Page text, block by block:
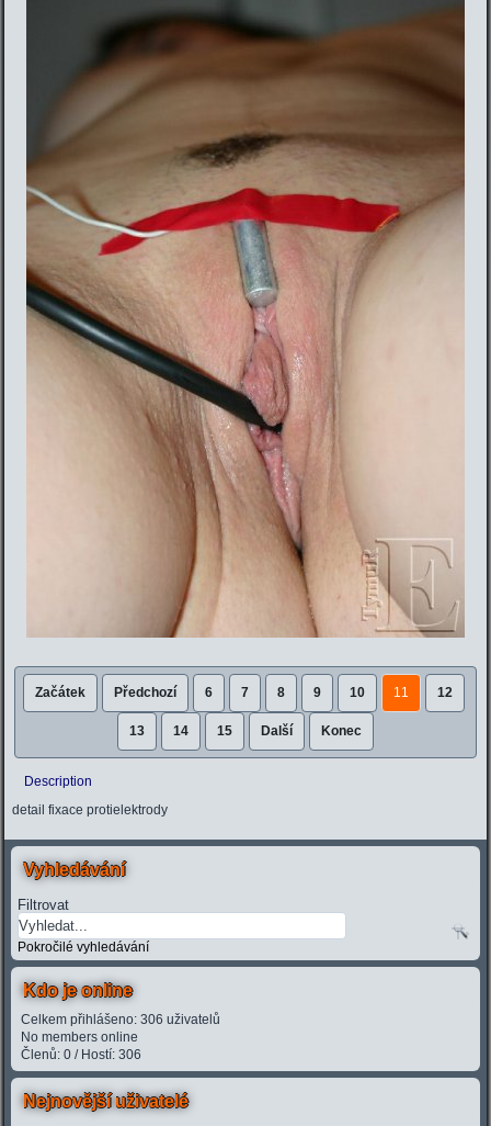
Začátek Předchozí 6 7 8 9 10 11 12
13 14 15 Další Konec
Description
detail fixace protielektrody
Vyhledávání
Filtrovat
Pokročilé vyhledávání
Kdo je online
Celkem přihlášeno: 306 uživatelů
No members online
Členů: 0 / Hostí: 306
Nejnovější uživatelé